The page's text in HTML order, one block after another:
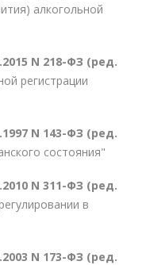
алкогольной
N 218-ФЗ (ред.
регистрации
N 143-ФЗ (ред.
состояния"
N 311-ФЗ (ред.
в
N 173-ФЗ (ред.